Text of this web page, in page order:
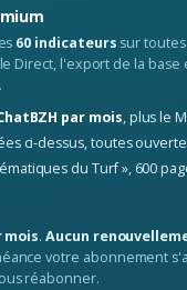
60 indicateurs sur
Direct, l'export de la base
par mois, plus le
ci-dessus, toutes
du Turf », 600
mois.Aucun
votre abonnement
réabonner.